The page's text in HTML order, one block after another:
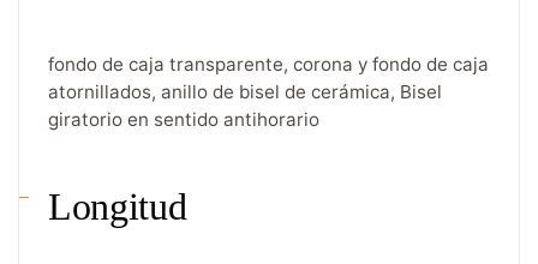
fondo de caja transparente, corona y fondo de caja
atornillados, anillo de bisel de cerámica, Bisel
giratorio en sentido antihorario
Longitud